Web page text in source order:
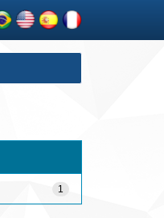
1